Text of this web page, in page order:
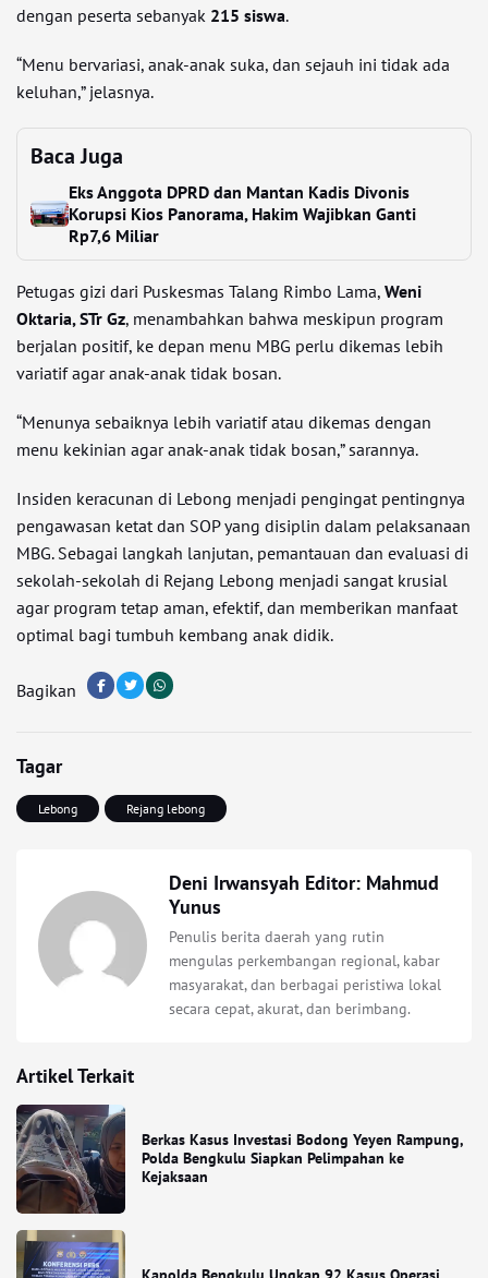
dengan peserta sebanyak 215 siswa.
“Menu bervariasi, anak-anak suka, dan sejauh ini tidak ada
keluhan,” jelasnya.
Baca Juga
Eks Anggota DPRD dan Mantan Kadis Divonis
Korupsi Kios Panorama, Hakim Wajibkan Ganti
Rp7,6 Miliar
Petugas gizi dari Puskesmas Talang Rimbo Lama, Weni
Oktaria, STr Gz, menambahkan bahwa meskipun program
berjalan positif, ke depan menu MBG perlu dikemas lebih
variatif agar anak-anak tidak bosan.
“Menunya sebaiknya lebih variatif atau dikemas dengan
menu kekinian agar anak-anak tidak bosan,” sarannya.
Insiden keracunan di Lebong menjadi pengingat pentingnya
pengawasan ketat dan SOP yang disiplin dalam pelaksanaan
MBG. Sebagai langkah lanjutan, pemantauan dan evaluasi di
sekolah-sekolah di Rejang Lebong menjadi sangat krusial
agar program tetap aman, efektif, dan memberikan manfaat
optimal bagi tumbuh kembang anak didik.
Bagikan
Tagar
Lebong Rejang lebong
Deni Irwansyah Editor: Mahmud
Yunus
Penulis berita daerah yang rutin
mengulas perkembangan regional, kabar
masyarakat, dan berbagai peristiwa lokal
secara cepat, akurat, dan berimbang.
Artikel Terkait
Berkas Kasus Investasi Bodong Yeyen Rampung,
Polda Bengkulu Siapkan Pelimpahan ke
Kejaksaan